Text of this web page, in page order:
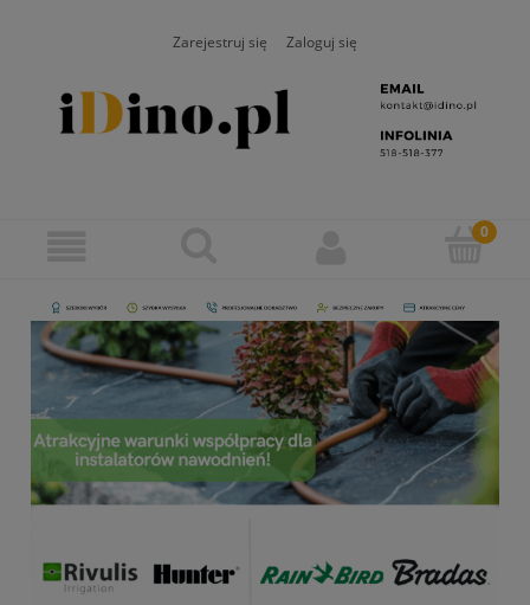
Zarejestruj się Zaloguj się